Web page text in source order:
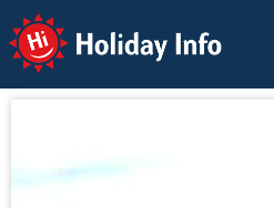
Holiday Info